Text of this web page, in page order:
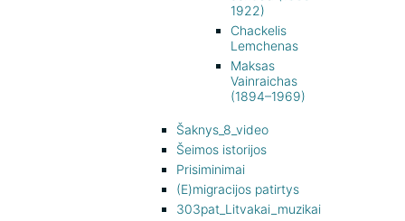
1922)
Chackelis
Lemchenas
Maksas
Vainraichas
(1894–1969)
Šaknys_8_video
Šeimos istorijos
Prisiminimai
(E)migracijos patirtys
303pat_Litvakai_muzikai